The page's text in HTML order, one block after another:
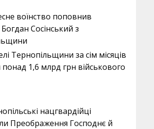
воїнство поповнив
Сосінський з
Тернопільщини за сім місяців
понад 1,6 млрд грн військового
нацгвардійці
Преображення Господнє й